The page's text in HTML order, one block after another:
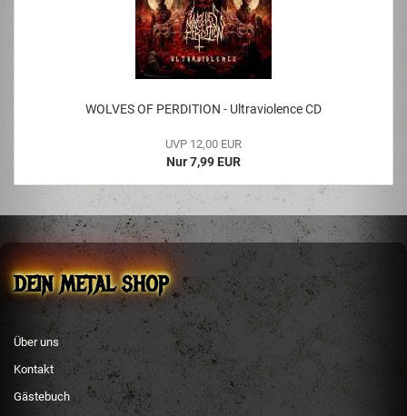
WOLVES OF PERDITION - Ultraviolence CD
UVP 12,00 EUR
Nur 7,99 EUR
DEIN METAL SHOP
Über uns
Kontakt
Gästebuch